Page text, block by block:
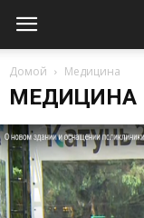
Домой Медицина
МЕДИЦИНА